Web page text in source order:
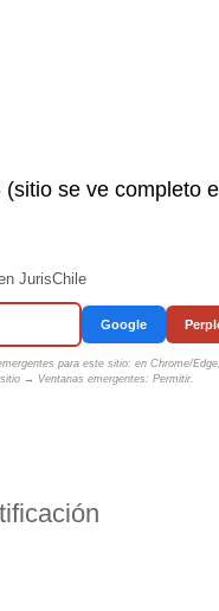
se ve completo
JurisChile
Google
para este sitio: en Chrome/
→ Ventanas emergentes: Permitir.